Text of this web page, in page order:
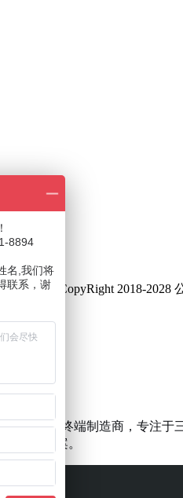
公司 © CopyRight 2018-2028
业级移动终端制造商，专注
解决方案。
8894
名,我们将
联系，谢